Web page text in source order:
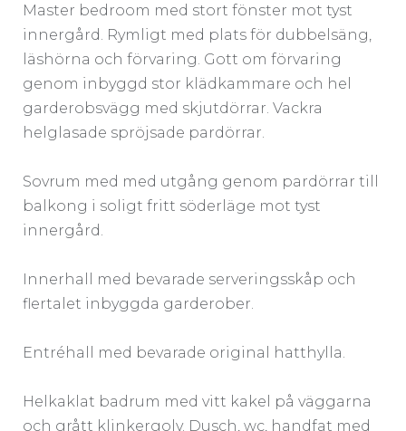
Master bedroom med stort fönster mot tyst
innergård. Rymligt med plats för dubbelsäng,
läshörna och förvaring. Gott om förvaring
genom inbyggd stor klädkammare och hel
garderobsvägg med skjutdörrar. Vackra
helglasade spröjsade pardörrar.
Sovrum med med utgång genom pardörrar till
balkong i soligt fritt söderläge mot tyst
innergård.
Innerhall med bevarade serveringsskåp och
flertalet inbyggda garderober.
Entréhall med bevarade original hatthylla.
Helkaklat badrum med vitt kakel på väggarna
och grått klinkergolv. Dusch, wc, handfat med